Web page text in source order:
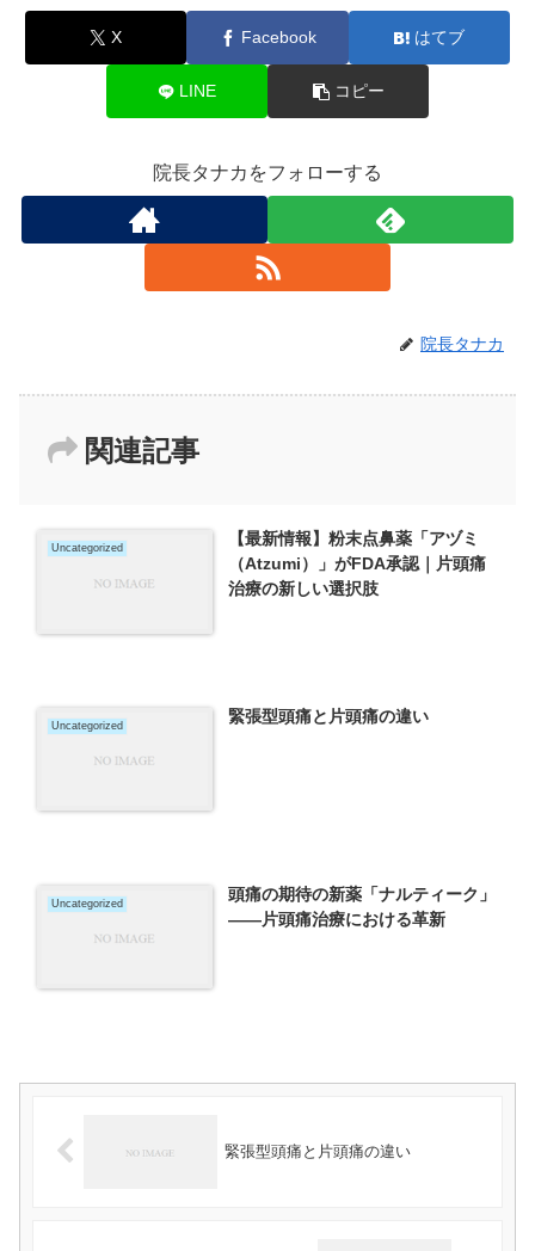
X Facebook はてブ
LINE コピー
院長タナカをフォローする
院長タナカ
関連記事
Uncategorized
【最新情報】粉末点鼻薬「アヅミ
（Atzumi）」がFDA承認｜片頭痛
治療の新しい選択肢
Uncategorized 緊張型頭痛と片頭痛の違い
Uncategorized
頭痛の期待の新薬「ナルティーク」
――片頭痛治療における革新
緊張型頭痛と片頭痛の違い